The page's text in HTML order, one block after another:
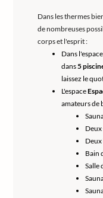
Dans les thermes
de nombreuses
corps et l'esprit :
Dans l'espace
dans5
laissez le
L'espace
amateurs de
Deux
Bain
Salle